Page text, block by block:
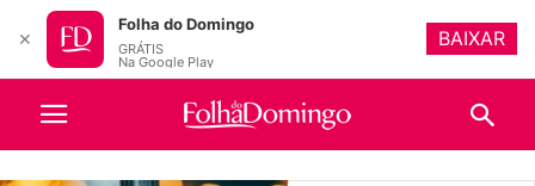
✕
Folha do Domingo
GRÁTIS
Na Google Play
BAIXAR